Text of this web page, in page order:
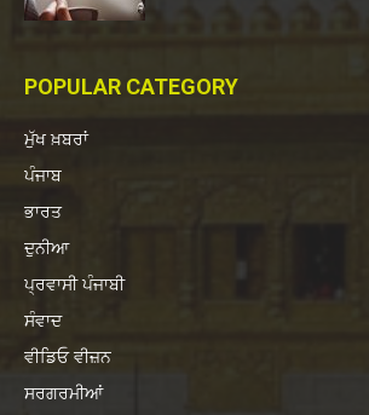
POPULAR CATEGORY
ਮੁੱਖ ਖ਼ਬਰਾਂ
ਪੰਜਾਬ
ਭਾਰਤ
ਦੁਨੀਆ
ਪ੍ਰਵਾਸੀ ਪੰਜਾਬੀ
ਸੰਵਾਦ
ਵੀਡਿਓ ਵੀਜ਼ਨ
ਸਰਗਰਮੀਆਂ